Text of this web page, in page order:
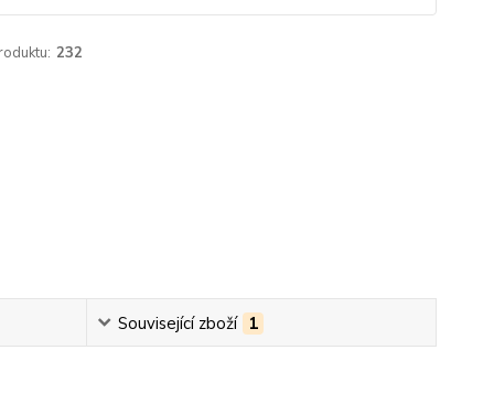
232
Související zboží 1